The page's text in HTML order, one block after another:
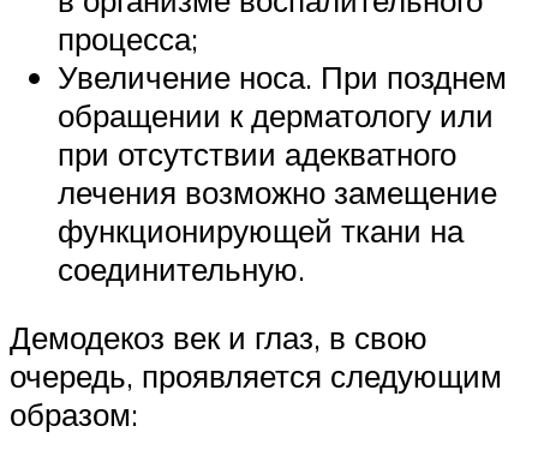
процесса;
Увеличение носа. При позднем
обращении к дерматологу или
при отсутствии адекватного
лечения возможно замещение
функционирующей ткани на
соединительную.
Демодекоз век и глаз, в свою
очередь, проявляется следующим
образом: